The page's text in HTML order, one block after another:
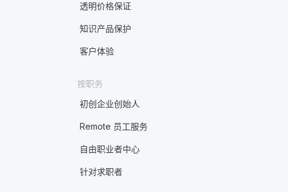
透明价格保证
知识产品保护
客户体验
按职务
初创企业创始人
Remote 员工服务
自由职业者中心
针对求职者